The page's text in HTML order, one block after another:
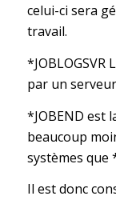
celui-ci sera
travail.
par un
*JOBEND est
beaucoup
systèmes que
Il est donc